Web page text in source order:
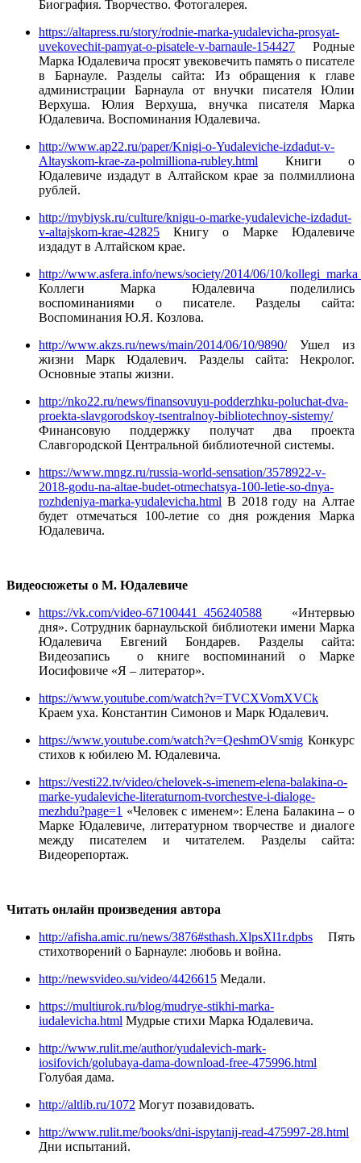
Биография. Творчество. Фотогалерея.
https://altapress.ru/story/rodnie-marka-yudalevicha-prosyat-
uvekovechit-pamyat-o-pisatele-v-barnaule-154427 Родные
Марка Юдалевича просят увековечить память о писателе
в Барнауле. Разделы сайта: Из обращения к главе
администрации Барнаула от внучки писателя Юлии
Верхуша. Юлия Верхуша, внучка писателя Марка
Юдалевича. Воспоминания Юдалевича.
http://www.ap22.ru/paper/Knigi-o-Yudaleviche-izdadut-v-
Altayskom-krae-za-polmilliona-rubley.html Книги о
Юдалевиче издадут в Алтайском крае за полмиллиона
рублей.
http://mybiysk.ru/culture/knigu-o-marke-yudaleviche-izdadut-
v-altajskom-krae-42825 Книгу о Марке Юдалевиче
издадут в Алтайском крае.
http://www.asfera.info/news/society/2014/06/10/
Коллеги Марка Юдалевича поделились
воспоминаниями о писателе. Разделы сайта:
Воспоминания Ю.Я. Козлова.
http://www.akzs.ru/news/main/2014/06/10/9890/Ушел из
жизни Марк Юдалевич. Разделы сайта: Некролог.
Основные этапы жизни.
http://nko22.ru/news/finansovuyu-podderzhku-poluchat-dva-
proekta-slavgorodskoy-tsentralnoy-bibliotechnoy-sistemy/
Финансовую поддержку получат два проекта
Славгородской Центральной библиотечной системы.
https://www.mngz.ru/russia-world-sensation/3578922-v-
2018-godu-na-altae-budet-otmechatsya-100-letie-so-dnya-
rozhdeniya-marka-yudalevicha.html В 2018 году на Алтае
будет отмечаться 100-летие со дня рождения Марка
Юдалевича.
Видеосюжеты о М. Юдалевиче
https://vk.com/video-67100441_456240588 «Интервью
дня». Сотрудник барнаульской библиотеки имени Марка
Юдалевича Евгений Бондарев. Разделы сайта:
Видеозапись о книге воспоминаний о Марке
Иосифовиче «Я – литератор».
https://www.youtube.com/watch?v=TVCXVomXVCk
Краем уха. Константин Симонов и Марк Юдалевич.
https://www.youtube.com/watch?v=QeshmOVsmig Конкурс
стихов к юбилею М. Юдалевича.
https://vesti22.tv/video/chelovek-s-imenem-elena-balakina-o-
marke-yudaleviche-literaturnom-tvorchestve-i-dialoge-
mezhdu?page=1 «Человек с именем»: Елена Балакина – о
Марке Юдалевиче, литературном творчестве и диалоге
между писателем и читателем. Разделы сайта:
Видеорепортаж.
Читать онлайн произведения автора
http://afisha.amic.ru/news/3876#sthash.XlpsXl1r.dpbs Пять
стихотворений о Барнауле: любовь и война.
http://newsvideo.su/video/4426615 Медали.
https://multiurok.ru/blog/mudrye-stikhi-marka-
iudalevicha.html Мудрые стихи Марка Юдалевича.
http://www.rulit.me/author/yudalevich-mark-
iosifovich/golubaya-dama-download-free-475996.html
Голубая дама.
http://altlib.ru/1072 Могут позавидовать.
http://www.rulit.me/books/dni-ispytanij-read-475997-28.html
Дни испытаний.